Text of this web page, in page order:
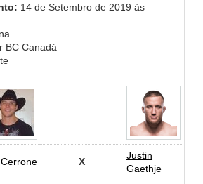
14 de Setembro de 2019 às
BC Canadá
X
Justin
Gaethje